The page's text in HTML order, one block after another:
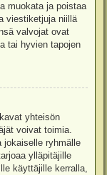
muokata ja poistaa
viestiketjuja niillä
valvojat ovat
tai hyvien tapojen
yhteisön
voivat toimia.
jokaiselle ryhmälle
ylläpitäjille
käyttäjille kerralla,